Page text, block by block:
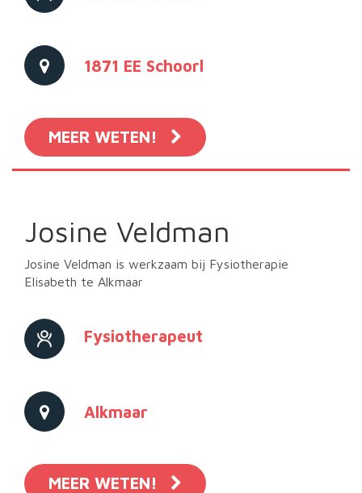
1871 EE Schoorl
MEER WETEN!
Josine Veldman
Josine Veldman is werkzaam bij Fysiotherapie
Elisabeth te Alkmaar
Fysiotherapeut
Alkmaar
MEER WETEN!